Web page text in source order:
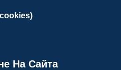
На Сайта